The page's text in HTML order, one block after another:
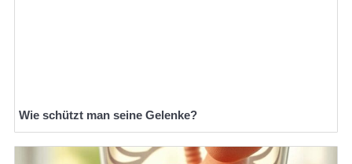
Wie schützt man seine Gelenke?